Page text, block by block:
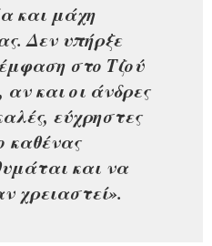
και μάχη
Δεν υπήρξε
στο Τζού
και οι άνδρες
εύχρηστες
καθένας
και να
χρειαστεί».